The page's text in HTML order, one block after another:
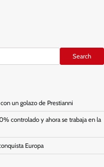
Search
con un golazo de Prestianni
controlado y ahora se trabaja en la
Europa